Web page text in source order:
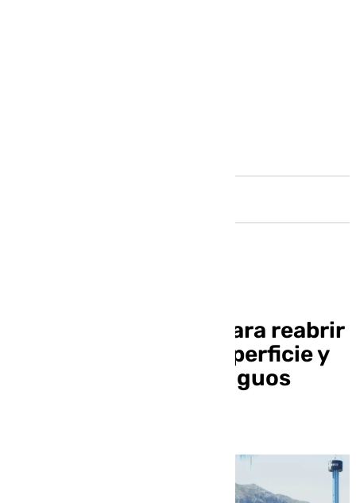
Firmado el acuerdo para reabrir
Tivoli: ampliará su superficie y
contarán con los antiguos